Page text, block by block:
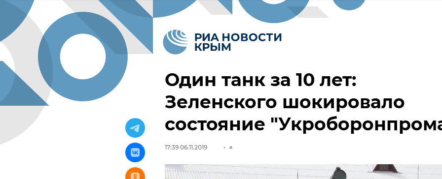
Один танк за 10 лет:
Зеленского шокировало
состояние
17:39 06.11.2019